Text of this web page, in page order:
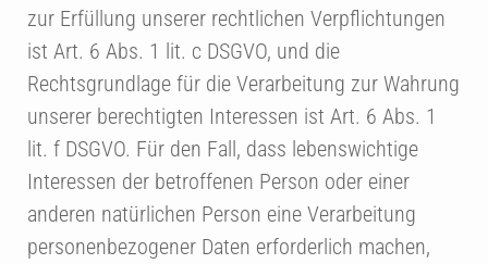
zur Erfüllung unserer rechtlichen Verpflichtungen
ist Art. 6 Abs. 1 lit. c DSGVO, und die
Rechtsgrundlage für die Verarbeitung zur Wahrung
unserer berechtigten Interessen ist Art. 6 Abs. 1
lit. f DSGVO. Für den Fall, dass lebenswichtige
Interessen der betroffenen Person oder einer
anderen natürlichen Person eine Verarbeitung
personenbezogener Daten erforderlich machen,